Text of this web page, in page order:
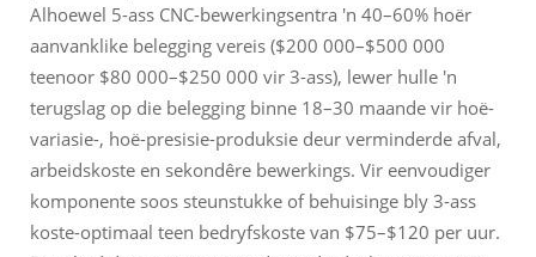
Alhoewel 5-ass CNC-bewerkingsentra 'n 40–60% hoër
aanvanklike belegging vereis ($200 000–$500 000
teenoor $80 000–$250 000 vir 3-ass), lewer hulle 'n
terugslag op die belegging binne 18–30 maande vir hoë-
variasie-, hoë-presisie-produksie deur verminderde afval,
arbeidskoste en sekondêre bewerkings. Vir eenvoudiger
komponente soos steunstukke of behuisinge bly 3-ass
koste-optimaal teen bedryfskoste van $75–$120 per uur.